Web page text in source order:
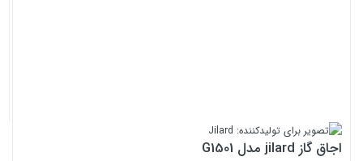
اجاق گاز jilard مدل G1501